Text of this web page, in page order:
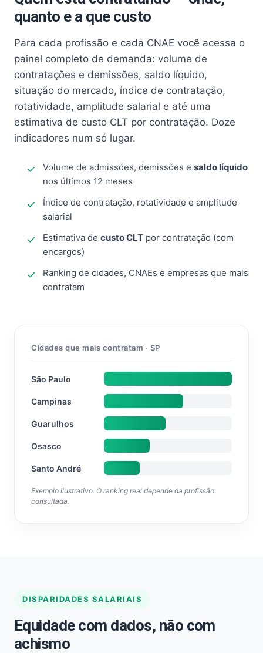
quanto e a que custo
Para cada profissão e cada CNAE você acessa o
painel completo de demanda: volume de
contratações e demissões, saldo líquido,
situação do mercado, índice de contratação,
rotatividade, amplitude salarial e até uma
estimativa de custo CLT por contratação. Doze
indicadores num só lugar.
Volume de admissões, demissões e saldo líquido
nos últimos 12 meses
Índice de contratação, rotatividade e amplitude
salarial
Estimativa de custo CLT por contratação (com
encargos)
Ranking de cidades, CNAEs e empresas que mais
contratam
Cidades que mais contratam · SP
São Paulo
Campinas
Guarulhos
Osasco
Santo André
Exemplo ilustrativo. O ranking real depende da profissão
consultada.
DISPARIDADES SALARIAIS
Equidade com dados, não com
achismo